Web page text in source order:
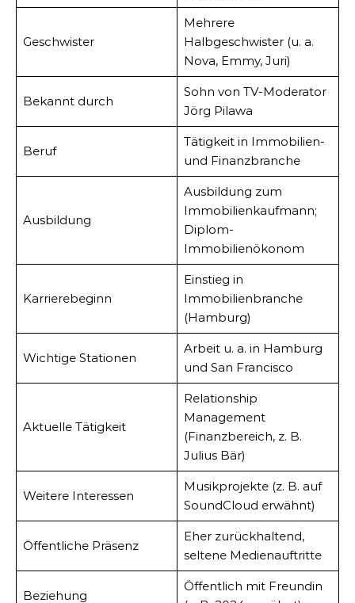
Geschwister
Mehrere
Halbgeschwister (u. a.
Nova, Emmy, Juri)
Bekannt durch
Sohn von TV-Moderator
Jörg Pilawa
Beruf
Tätigkeit in Immobilien-
und Finanzbranche
Ausbildung
Ausbildung zum
Immobilienkaufmann;
Diplom-
Immobilienökonom
Karrierebeginn
Einstieg in
Immobilienbranche
(Hamburg)
Wichtige Stationen
Arbeit u. a. in Hamburg
und San Francisco
Aktuelle Tätigkeit
Relationship
Management
(Finanzbereich, z. B.
Julius Bär)
Weitere Interessen
Musikprojekte (z. B. auf
SoundCloud erwähnt)
Öffentliche Präsenz
Eher zurückhaltend,
seltene Medienauftritte
Beziehung
Öffentlich mit Freundin